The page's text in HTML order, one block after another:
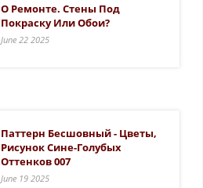
О Ремонте. Стены Под
Покраску Или Обои?
June 22 2025
Паттерн Бесшовный - Цветы,
Рисунок Сине-Голубых
Оттенков 007
June 19 2025